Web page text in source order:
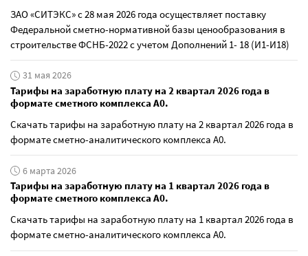
ЗАО «СИТЭКС» с 28 мая 2026 года осуществляет поставку
Федеральной сметно-нормативной базы ценообразования в
строительстве ФСНБ-2022 с учетом Дополнений 1- 18 (И1-И18)
31 мая 2026
Тарифы на заработную плату на 2 квартал 2026 года в
формате сметного комплекса А0.
Скачать тарифы на заработную плату на 2 квартал 2026 года в
формате сметно-аналитического комплекса А0.
6 марта 2026
Тарифы на заработную плату на 1 квартал 2026 года в
формате сметного комплекса А0.
Скачать тарифы на заработную плату на 1 квартал 2026 года в
формате сметно-аналитического комплекса А0.